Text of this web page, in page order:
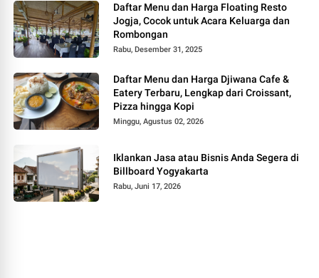
Daftar Menu dan Harga Floating Resto
Jogja, Cocok untuk Acara Keluarga dan
Rombongan
Rabu, Desember 31, 2025
Daftar Menu dan Harga Djiwana Cafe &
Eatery Terbaru, Lengkap dari Croissant,
Pizza hingga Kopi
Minggu, Agustus 02, 2026
Iklankan Jasa atau Bisnis Anda Segera di
Billboard Yogyakarta
Rabu, Juni 17, 2026